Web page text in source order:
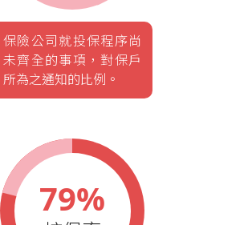
保險公司就投保程序尚
未齊全的事項，對保戶
所為之通知的比例。
79%